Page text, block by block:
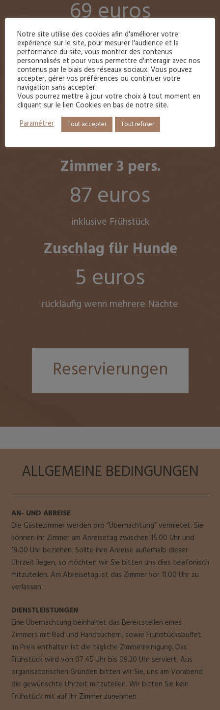
69 euros
inklusive Frühstück
Zimmer 2 pers.
(2 bett belegt)
73 euros
Zimmer 3 pers.
87 euros
inklusive Frühstück
Zuschlag für Hunde
5 euros
rückläufig wenn mehrere Nächte
Reservierungen
ALLGEMEINE BEDINGUNGEN
AN- UND ABREISE
Die Gästezimmer werden pro “Übernachtung” vermietet. Sie
können ihr Zimmer am Anreisetag zwischen 15.00 Uhr und
19.00 Uhr beziehen. Sollte ihre Anreise außerhalb dieser
Uhrzeit liegen, so möchten wir Sie bitten uns dies telefonisch
mitzuteilen. Am Abreisetag ist das Zimmer vor 11.00 Uhr zu
verlassen.
DIENSTLEISTUNGEN
Eine Übernachtung beinhaltet das Bereitstellen eines
Zimmers mit Bad und Handtüchern, sowie Frühstücksbuffet.
Im Preis enthalten ist die tägliche Zimmerreinigung. Das
Frühstück wird von 07.45 Uhr bis 09.30 Uhr serviert. Aus
organisatorischen Gründen bitten wir Sie, uns am Vorabend
die gewünschte Uhrzeit mitzuteilen. Wir bitten Sie kein
Frühstück mit auf Ihr Zimmer zunehmen.
Notre site utilise des cookies afin d'améliorer votre
expérience sur le site, pour mesurer l'audience et la
performance du site, vous montrer des contenus
personnalisés et pour vous permettre d'interagir avec nos
contenus par le biais des réseaux sociaux. Vous pouvez
accepter, gérer vos préférences ou continuer votre
navigation sans accepter.
Vous pourrez mettre à jour votre choix à tout moment en
cliquant sur le lien Cookies en bas de notre site.
Paramétrer
Tout accepter Tout refuser